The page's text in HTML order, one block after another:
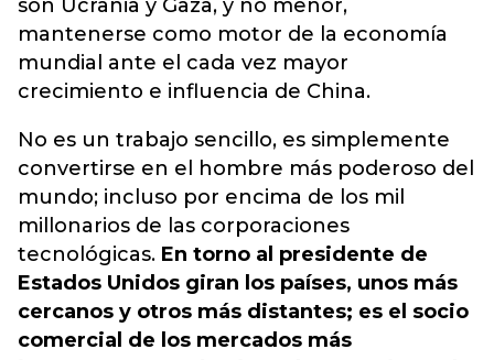
son Ucrania y Gaza, y no menor,
mantenerse como motor de la economía
mundial ante el cada vez mayor
crecimiento e influencia de China.
No es un trabajo sencillo, es simplemente
convertirse en el hombre más poderoso del
mundo; incluso por encima de los mil
millonarios de las corporaciones
tecnológicas. En torno al presidente de
Estados Unidos giran los países, unos más
cercanos y otros más distantes; es el socio
comercial de los mercados más